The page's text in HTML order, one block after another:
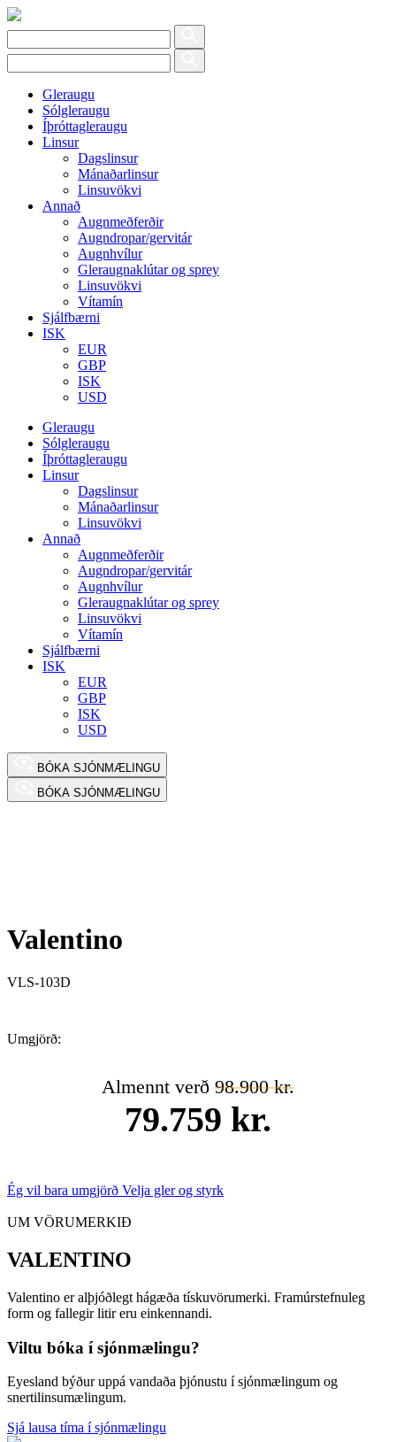
Gleraugu
Sólgleraugu
Íþróttagleraugu
Linsur
Dagslinsur
Mánaðarlinsur
Linsuvökvi
Annað
Augnmeðferðir
Augndropar/gervitár
Augnhvílur
Gleraugnaklútar og sprey
Linsuvökvi
Vítamín
Sjálfbærni
ISK
EUR
GBP
ISK
USD
Gleraugu
Sólgleraugu
Íþróttagleraugu
Linsur
Dagslinsur
Mánaðarlinsur
Linsuvökvi
Annað
Augnmeðferðir
Augndropar/gervitár
Augnhvílur
Gleraugnaklútar og sprey
Linsuvökvi
Vítamín
Sjálfbærni
ISK
EUR
GBP
ISK
USD
BÓKA SJÓNMÆLINGU
BÓKA SJÓNMÆLINGU
Valentino
VLS-103D
Umgjörð:
Almennt verð 98.900 kr.
79.759 kr.
Ég vil bara umgjörð Velja gler og styrk
UM VÖRUMERKIÐ
VALENTINO
Valentino er alþjóðlegt hágæða tískuvörumerki. Framúrstefnuleg
form og fallegir litir eru einkennandi.
Viltu bóka í sjónmælingu?
Eyesland býður uppá vandaða þjónustu í sjónmælingum og
snertilinsumælingum.
Sjá lausa tíma í sjónmælingu